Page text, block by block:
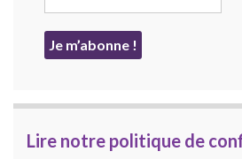
Lire notre politique de